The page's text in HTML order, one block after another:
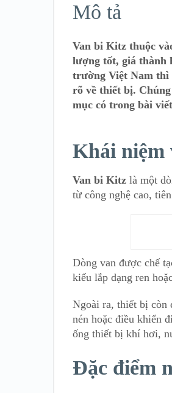
Mô tả
Van bi Kitz thuộc
lượng tốt, giá thành
trường Việt Nam thì
rõ về thiết bị.
mục có trong bài
Khái niệm
Van bi Kitz là một
từ công nghệ cao,
Dòng van được chế
kiểu lắp dạng ren
Ngoài ra, thiết bị còn
nén hoặc điều khiển
ống thiết bị khí hơi,
Đặc điểm